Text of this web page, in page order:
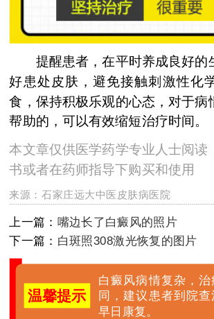
提醒患者，在平时养成良好的
好患处皮肤，避免接触刺激性化
食，保持积极乐观的心态，对于病
帮助的，可以有效缩短治疗时间。
本文章仅供医学药学专业人士阅读
书或者在药师指导下购买和使用
来源：石家庄远大中医皮肤病医院
上一篇： 嘴边长了白癜风的照片
下一篇： 白斑照308激光恢复的图片
温馨提示
白癜风病情复杂，
同，建议患者到院
早日康复。